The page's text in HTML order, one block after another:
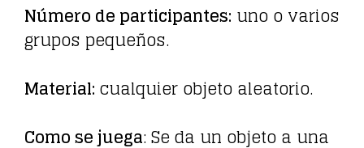
Número de participantes: uno o varios
grupos pequeños.
Material:cualquier objeto aleatorio.
Como se juega: Se da un objeto a una